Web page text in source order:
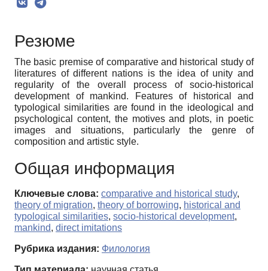
Резюме
The basic premise of comparative and historical study of
literatures of different nations is the idea of unity and
regularity of the overall process of socio-historical
development of mankind. Features of historical and
typological similarities are found in the ideological and
psychological content, the motives and plots, in poetic
images and situations, particularly the genre of
composition and artistic style.
Общая информация
Ключевые слова: comparative and historical study,
theory of migration, theory of borrowing, historical and
typological similarities, socio-historical development,
mankind, direct imitations
Рубрика издания: Филология